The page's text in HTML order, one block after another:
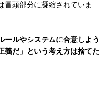
冒頭部分に凝縮されていま
ールやシステムに合意しよう
義だ」という考え方は捨てた